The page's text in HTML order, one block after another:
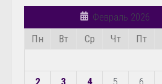
Февраль 2026
Пн
Вт Ср Чт Пт
2
3 4 5 6